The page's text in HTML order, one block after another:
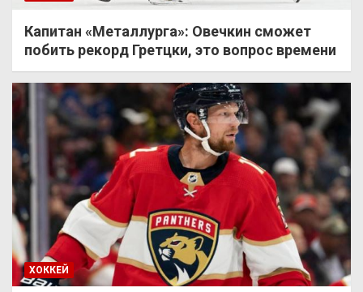
Капитан «Металлурга»: Овечкин сможет
побить рекорд Гретцки, это вопрос времени
ХОККЕЙ